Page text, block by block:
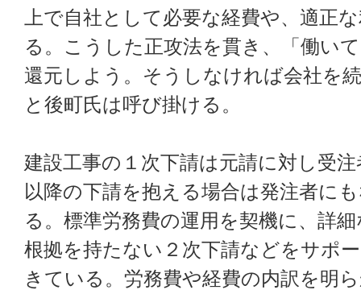
上で自社として必要な経費や、適正
る。こうした正攻法を貫き、「働い
還元しよう。そうしなければ会社を
と後町氏は呼び掛ける。
建設工事の１次下請は元請に対し受
以降の下請を抱える場合は発注者に
る。標準労務費の運用を契機に、詳
根拠を持たない２次下請などをサポ
きている。労務費や経費の内訳を明